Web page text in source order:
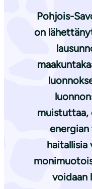
Pohjois-
on
muistuttaa,
haitallisia
voidaan